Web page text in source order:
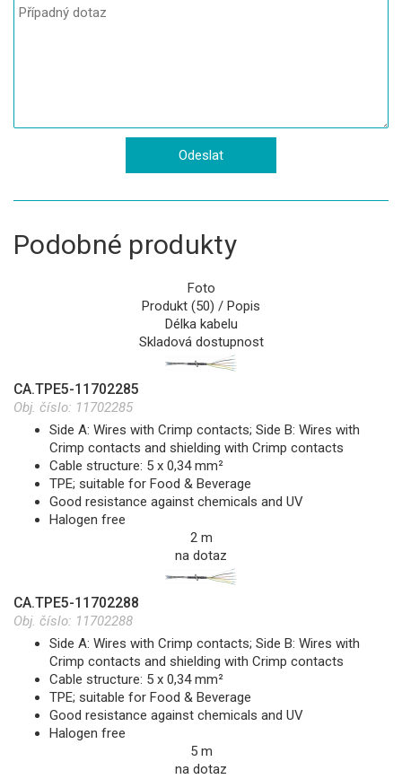
Podobné produkty
Foto
Produkt (50) / Popis
Délka kabelu
Skladová dostupnost
CA.TPE5-11702285
Obj. číslo: 11702285
Side A: Wires with Crimp contacts; Side B: Wires with
Crimp contacts and shielding with Crimp contacts
Cable structure: 5 x 0,34 mm²
TPE; suitable for Food & Beverage
Good resistance against chemicals and UV
Halogen free
2 m
na dotaz
CA.TPE5-11702288
Obj. číslo: 11702288
Side A: Wires with Crimp contacts; Side B: Wires with
Crimp contacts and shielding with Crimp contacts
Cable structure: 5 x 0,34 mm²
TPE; suitable for Food & Beverage
Good resistance against chemicals and UV
Halogen free
5 m
na dotaz